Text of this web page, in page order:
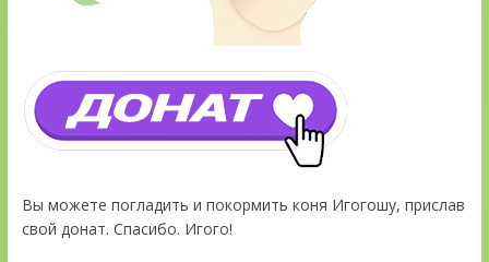
Вы можете погладить и покормить коня Игогошу, прислав
свой донат. Спасибо. Игого!